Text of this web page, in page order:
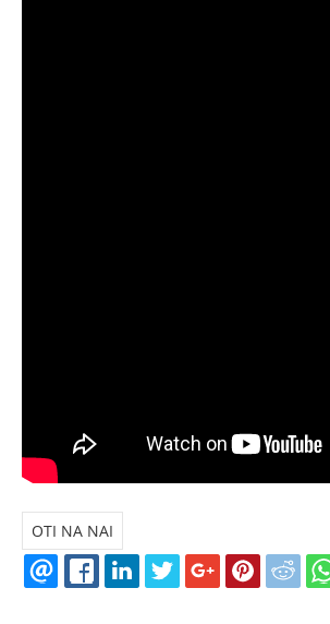
OTI NA NAI